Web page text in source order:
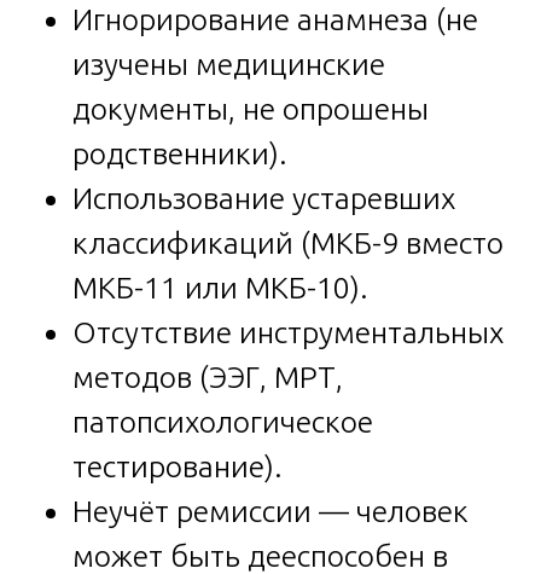
Игнорирование анамнеза (не
изучены медицинские
документы, не опрошены
родственники).
Использование устаревших
классификаций (МКБ-9 вместо
МКБ-11 или МКБ-10).
Отсутствие инструментальных
методов (ЭЭГ, МРТ,
патопсихологическое
тестирование).
Неучёт ремиссии — человек
может быть дееспособен в